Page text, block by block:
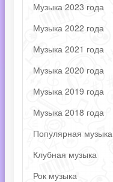
Музыка 2023 года
Музыка 2022 года
Музыка 2021 года
Музыка 2020 года
Музыка 2019 года
Музыка 2018 года
Популярная музыка
Клубная музыка
Рок музыка